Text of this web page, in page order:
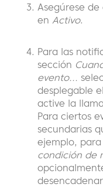
Asegúrese de
en Activo.
Para las
sección
evento...
desplegable
active la
Para ciertos
secundarias
ejemplo,
condición de